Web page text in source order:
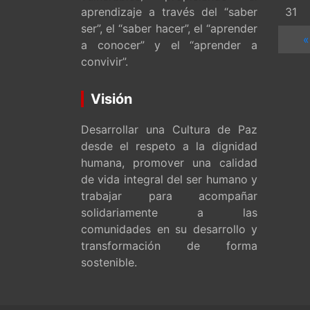
aprendizaje a través del “saber
ser”, el “saber hacer”, el “aprender
a conocer” y el “aprender a
convivir”.
Visión
Desarrollar una Cultura de Paz
desde el respeto a la dignidad
humana, promover una calidad
de vida integral del ser humano y
trabajar para acompañar
solidariamente a las
comunidades en su desarrollo y
transformación de forma
sostenible.
31